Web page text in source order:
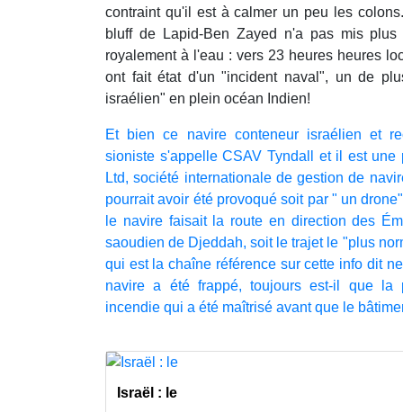
contraint qu'il est à calmer un peu les
bluff de Lapid-Ben Zayed n'a pas mis
royalement à l'eau : vers 23 heures heures
ont fait état d'un "incident naval", un de
israélien" en plein océan Indien!
Et bien ce navire conteneur israélien et
sioniste s'appelle CSAV Tyndall et il est une
Ltd, société internationale de gestion de
pourrait avoir été provoqué soit par " un
le navire faisait la route en direction des
saoudien de Djeddah, soit le trajet le "plus
qui est la chaîne référence sur cette info dit
navire a été frappé, toujours est-il que la
incendie qui a été maîtrisé avant que le
Israël : le